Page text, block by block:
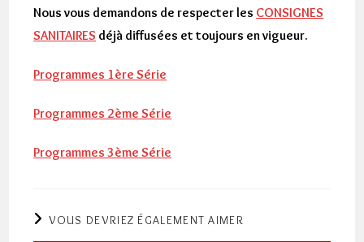
Nous vous demandons de respecter les CONSIGNES
SANITAIRES déjà diffusées et toujours en vigueur.
Programmes 1ère Série
Programmes 2ème Série
Programmes 3ème Série
VOUS DEVRIEZ ÉGALEMENT AIMER